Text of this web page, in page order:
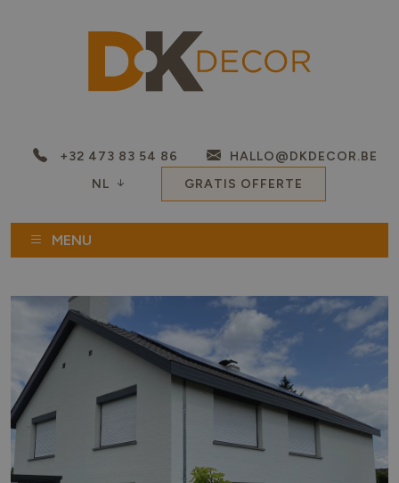
+32 473 83 54 86
HALLO@DKDECOR.BE
NL
GRATIS OFFERTE
MENU